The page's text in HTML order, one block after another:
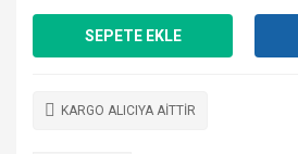
SEPETE EKLE
KARGO ALICIYA AİTTİR